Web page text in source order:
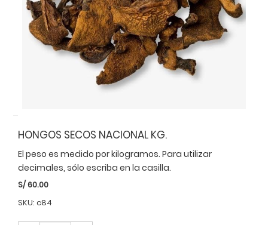
HONGOS SECOS NACIONAL KG.
El peso es medido por kilogramos. Para utilizar
decimales, sólo escriba en la casilla.
S/60.00
SKU: c84